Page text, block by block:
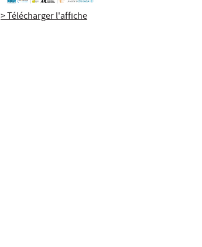
> Télécharger l'affiche